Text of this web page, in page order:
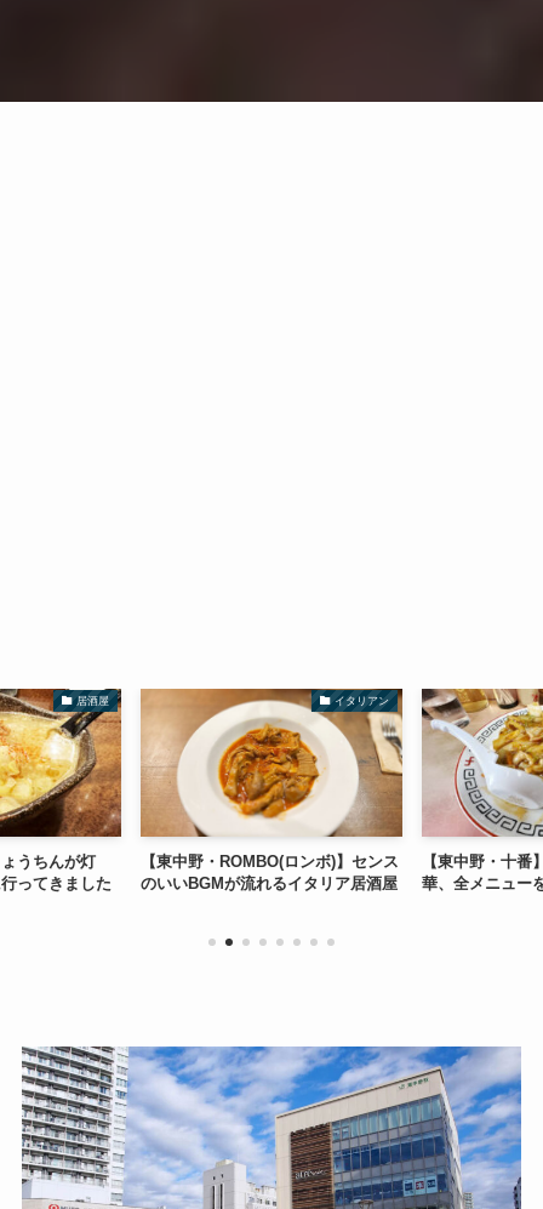
居酒屋
うちんが灯
ってきました
イタリアン
【東中野・ROMBO(ロンボ)】センス
のいいBGMが流れるイタリア居酒屋
【東中野・十番
華、全メニュー